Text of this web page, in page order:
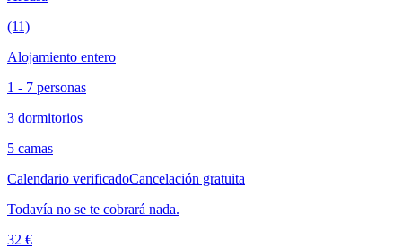
(11)
Alojamiento entero
1 - 7 personas
3 dormitorios
5 camas
Calendario verificadoCancelación gratuita
Todavía no se te cobrará nada.
32 €